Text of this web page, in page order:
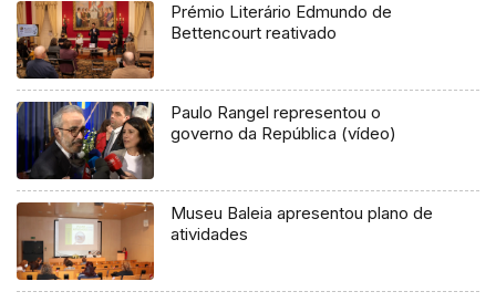
Prémio Literário Edmundo de
Bettencourt reativado
Paulo Rangel representou o
governo da República (vídeo)
Museu Baleia apresentou plano de
atividades